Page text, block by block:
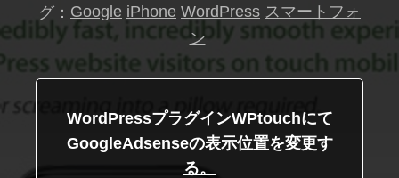
グ： Google iPhone WordPress スマートフォ
ン
WordPressプラグインWPtouchにて
GoogleAdsenseの表示位置を変更す
る。